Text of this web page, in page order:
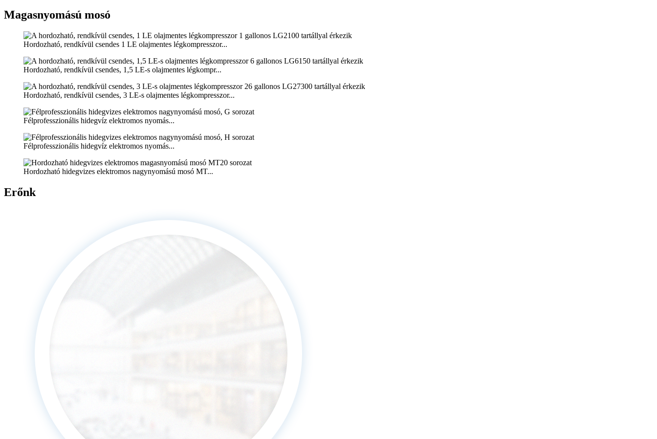
Magasnyomású mosó
Hordozható, rendkívül csendes 1 LE olajmentes légkompresszor...
Hordozható, rendkívül csendes, 1,5 LE-s olajmentes légkompr...
Hordozható, rendkívül csendes, 3 LE-s olajmentes légkompresszor...
Félprofesszionális hidegvíz elektromos nyomás...
Félprofesszionális hidegvíz elektromos nyomás...
Hordozható hidegvizes elektromos nagynyomású mosó MT...
Erőnk